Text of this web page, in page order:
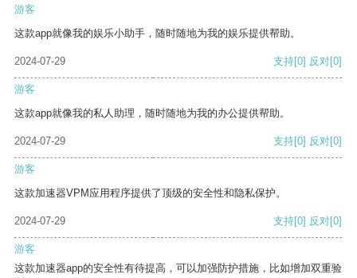
游客
这款app就像我的娱乐小助手，随时随地为我的娱乐提供帮助。
2024-07-29 支持[0] 反对[0]
游客
这款app就像我的私人助理，随时随地为我的办公提供帮助。
2024-07-29 支持[0] 反对[0]
游客
这款加速器VPM应用程序提供了顶级的安全性和隐私保护。
2024-07-29 支持[0] 反对[0]
游客
这款加速器app的安全性有待提高，可以加强防护措施，比如增加双重验